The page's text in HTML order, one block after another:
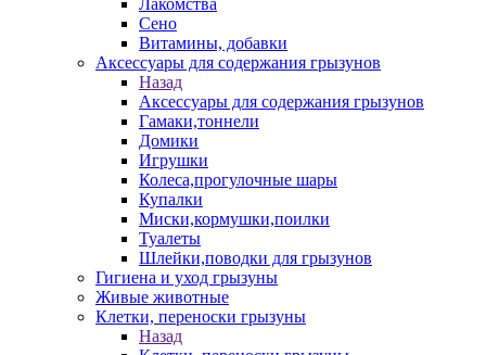
Лакомства
Сено
Витамины, добавки
Аксессуары для содержания грызунов
Назад
Аксессуары для содержания грызунов
Гамаки,тоннели
Домики
Игрушки
Колеса,прогулочные шары
Купалки
Миски,кормушки,поилки
Туалеты
Шлейки,поводки для грызунов
Гигиена и уход грызуны
Живые животные
Клетки, переноски грызуны
Назад